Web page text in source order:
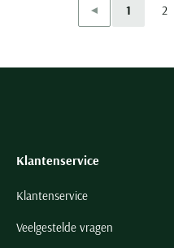
Vorige
1 2
Klantenservice
Klantenservice
Veelgestelde vragen